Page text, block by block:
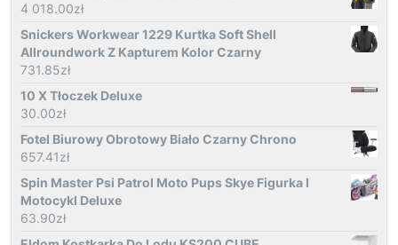
4 018.00zł
Snickers Workwear 1229 Kurtka Soft Shell
Allroundwork Z Kapturem Kolor Czarny
731.85zł
10 X Tłoczek Deluxe
30.00zł
Fotel Biurowy Obrotowy Biało Czarny Chrono
657.41zł
Spin Master Psi Patrol Moto Pups Skye Figurka I
Motocykl Deluxe
63.90zł